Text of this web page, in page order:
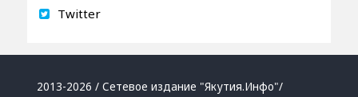
Twitter
2013-2026 / Сетевое издание "Якутия.Инфо"/